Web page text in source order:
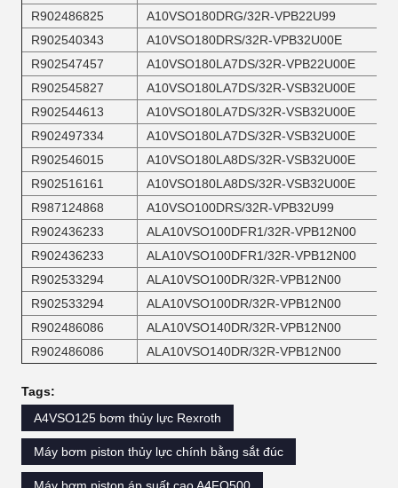
R902486825
A10VSO180DRG/32R-VPB22U99
R902540343
A10VSO180DRS/32R-VPB32U00E
R902547457
A10VSO180LA7DS/32R-VPB22U00E
R902545827
A10VSO180LA7DS/32R-VSB32U00E
R902544613
A10VSO180LA7DS/32R-VSB32U00E
R902497334
A10VSO180LA7DS/32R-VSB32U00E
R902546015
A10VSO180LA8DS/32R-VSB32U00E
R902516161
A10VSO180LA8DS/32R-VSB32U00E
R987124868
A10VSO100DRS/32R-VPB32U99
R902436233
ALA10VSO100DFR1/32R-VPB12N00
R902436233
ALA10VSO100DFR1/32R-VPB12N00
R902533294
ALA10VSO100DR/32R-VPB12N00
R902533294
ALA10VSO100DR/32R-VPB12N00
R902486086
ALA10VSO140DR/32R-VPB12N00
R902486086
ALA10VSO140DR/32R-VPB12N00
Tags:
A4VSO125 bơm thủy lực Rexroth
Máy bơm piston thủy lực chính bằng sắt đúc